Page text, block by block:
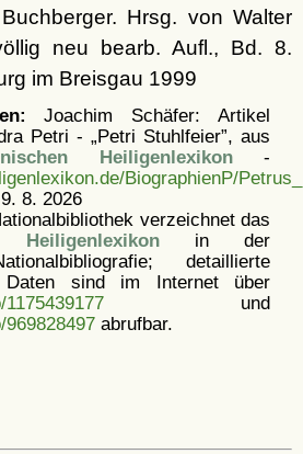
Hrsg. von Walter
neu bearb. Aufl., Bd. 8.
im Breisgau 1999
Joachim Schäfer: Artikel
Petri - „Petri Stuhlfeier”, aus
Heiligenlexikon-
BiographienP/
8. 2026
verzeichnet das
Heiligenlexikonin der
detaillierte
Daten sind im Internet über
und
abrufbar.